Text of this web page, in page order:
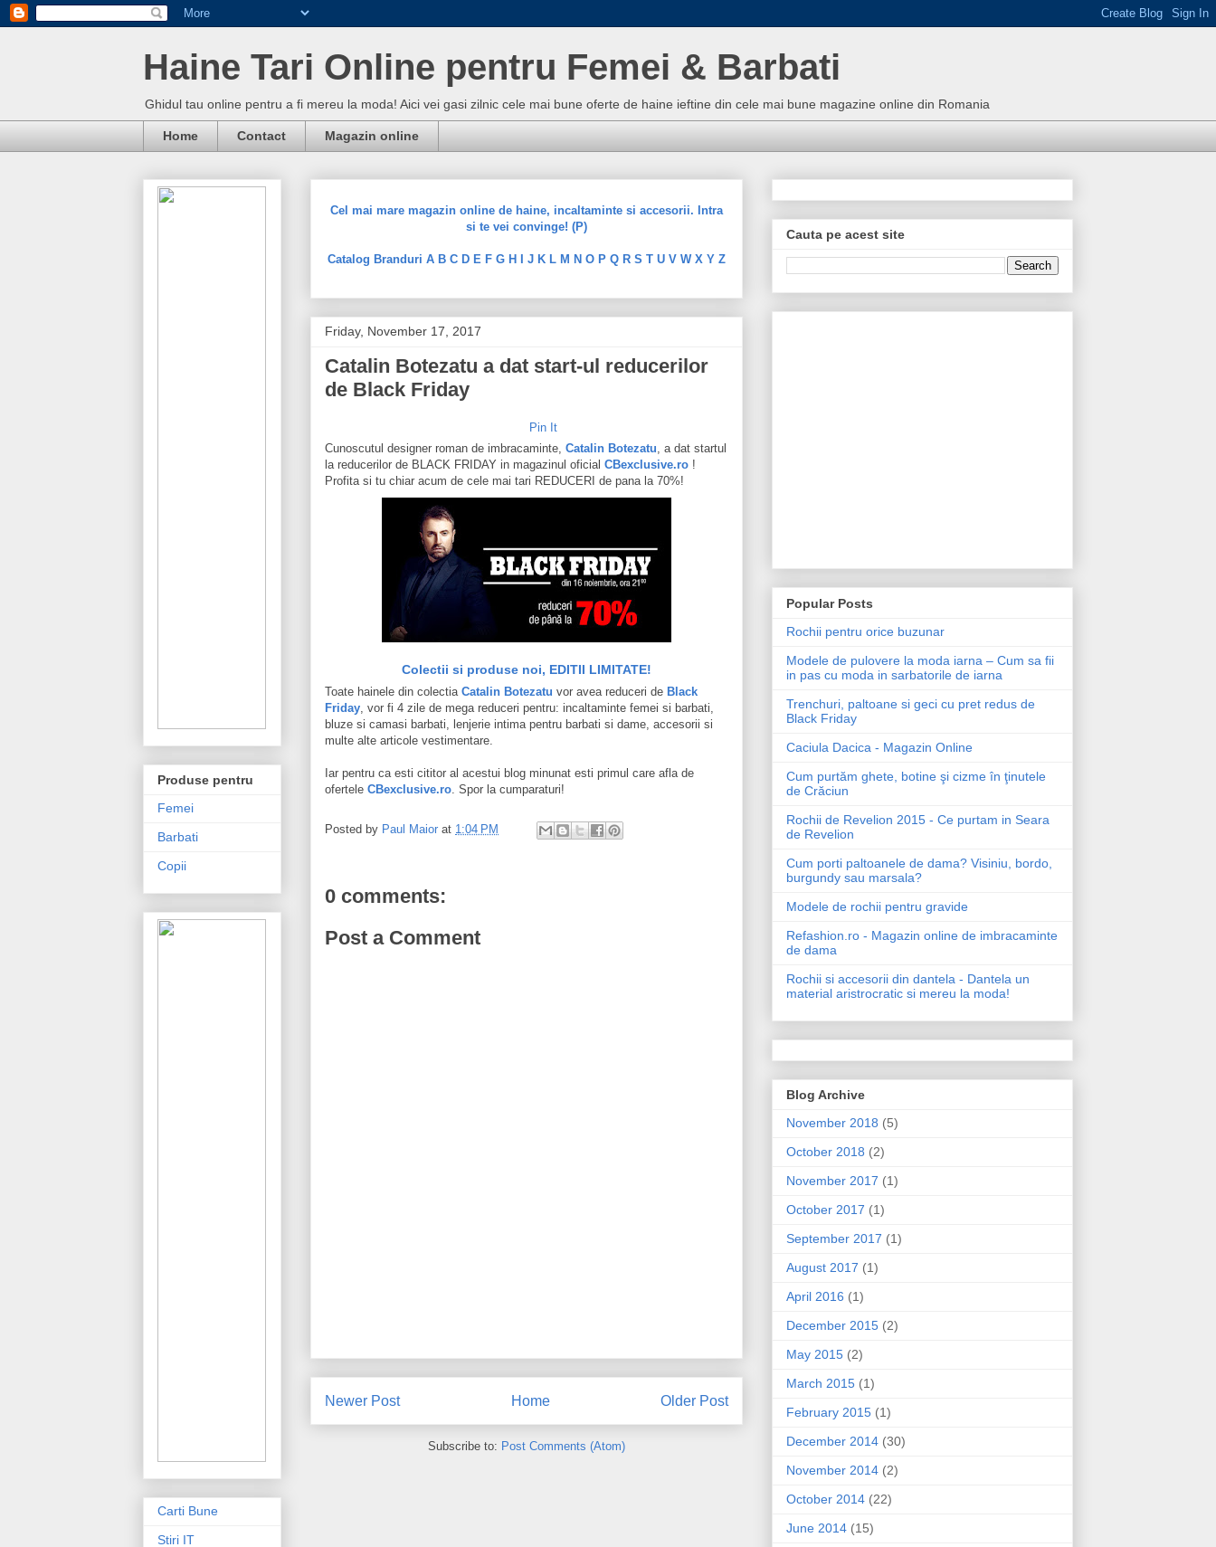
Haine Tari Online pentru Femei & Barbati
Ghidul tau online pentru a fi mereu la moda! Aici vei gasi zilnic cele mai bune oferte de haine ieftine din cele mai bune magazine online din Romania
Home Contact Magazin online
Cel mai mare magazin online de haine, incaltaminte si accesorii. Intra
si te vei convinge! (P)
Catalog Branduri A B C D E F G H I J K L M N O P Q R S T U V W X Y Z
Friday, November 17, 2017
Catalin Botezatu a dat start-ul reducerilor
de Black Friday
Pin It
Cunoscutul designer roman de imbracaminte, Catalin Botezatu , a dat startul
la reducerilor de BLACK FRIDAY in magazinul oficial CBexclusive.ro !
Profita si tu chiar acum de cele mai tari REDUCERI de pana la 70%!
Colectii si produse noi, EDITII LIMITATE!
Toate hainele din colectia Catalin Botezatu vor avea reduceri de Black
Friday, vor fi 4 zile de mega reduceri pentru: incaltaminte femei si barbati,
bluze si camasi barbati, lenjerie intima pentru barbati si dame, accesorii si
multe alte articole vestimentare.
Iar pentru ca esti cititor al acestui blog minunat esti primul care afla de
ofertele CBexclusive.ro. Spor la cumparaturi!
Posted by Paul Maior at 1:04 PM
0 comments:
Post a Comment
Newer Post Older Post
Home
Subscribe to: Post Comments (Atom)
Produse pentru
Femei
Barbati
Copii
Carti Bune
Stiri IT
Cauta pe acest site
Popular Posts
Rochii pentru orice buzunar
Modele de pulovere la moda iarna – Cum sa fii
in pas cu moda in sarbatorile de iarna
Trenchuri, paltoane si geci cu pret redus de
Black Friday
Caciula Dacica - Magazin Online
Cum purtăm ghete, botine şi cizme în ţinutele
de Crăciun
Rochii de Revelion 2015 - Ce purtam in Seara
de Revelion
Cum porti paltoanele de dama? Visiniu, bordo,
burgundy sau marsala?
Modele de rochii pentru gravide
Refashion.ro - Magazin online de imbracaminte
de dama
Rochii si accesorii din dantela - Dantela un
material aristrocratic si mereu la moda!
Blog Archive
November 2018 (5)
October 2018 (2)
November 2017 (1)
October 2017 (1)
September 2017 (1)
August 2017 (1)
April 2016 (1)
December 2015 (2)
May 2015 (2)
March 2015 (1)
February 2015 (1)
December 2014 (30)
November 2014 (2)
October 2014 (22)
June 2014 (15)